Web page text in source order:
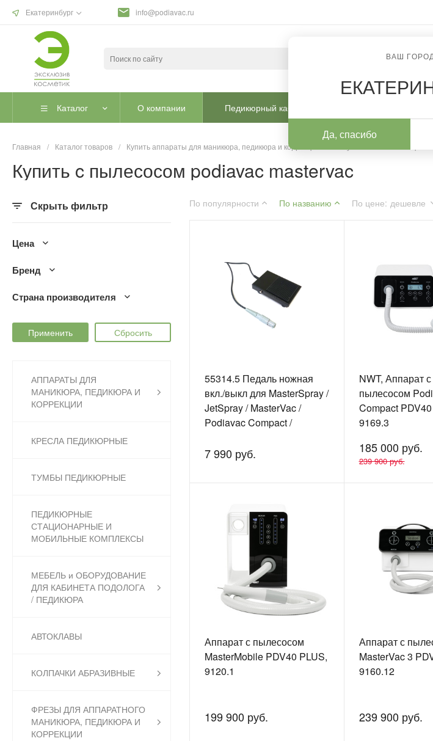
Екатеринбург
ВАШ ГОРОД
Да, спасибо
info@podiavac.ru
Каталог О компании Педикюрный кабинет
Главная / Каталог товаров / Купить аппараты для маникюра, педикюра и коррекции
Купить c пылесосом podiavac mastervac
Скрыть фильтр
Цена
Бренд
Страна производителя
АППАРАТЫ ДЛЯ
МАНИКЮРА, ПЕДИКЮРА И
КОРРЕКЦИИ
КРЕСЛА ПЕДИКЮРНЫЕ
ТУМБЫ ПЕДИКЮРНЫЕ
ПЕДИКЮРНЫЕ
СТАЦИОНАРНЫЕ И
МОБИЛЬНЫЕ КОМПЛЕКСЫ
МЕБЕЛЬ и ОБОРУДОВАНИЕ
ДЛЯ КАБИНЕТА ПОДОЛОГА
/ ПЕДИКЮРА
АВТОКЛАВЫ
КОЛПАЧКИ АБРАЗИВНЫЕ
ФРЕЗЫ ДЛЯ АППАРАТНОГО
МАНИКЮРА, ПЕДИКЮРА И
КОРРЕКЦИИ
По популярности По названию По цене: дешевле
55314.5 Педаль ножная
вкл./выкл для MasterSpray /
JetSpray / MasterVac /
Podiavac Compact /
MasterCombi / FlayBox /
7 990 руб.
NWT, Аппарат с
пылесосом
Compact
9169.3
185 000 руб.
239 900 руб.
Аппарат с пылесосом
MasterMobile PDV40 PLUS,
9120.1
199 900 руб.
Аппарат с
MasterVac 3
9160.12
239 900 руб.